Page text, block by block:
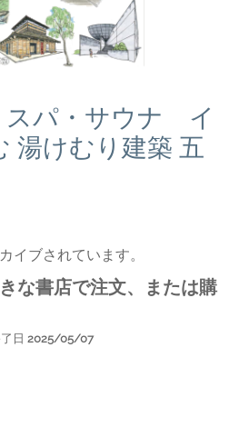
スパ・サウナ イ
湯けむり建築 五
イブされています。
な書店で注文、または購
日 2025/05/07